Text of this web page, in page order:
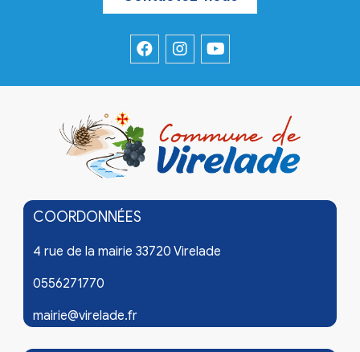
COORDONNÉES
4 rue de la mairie 33720 Virelade
0556271770
mairie@virelade.fr